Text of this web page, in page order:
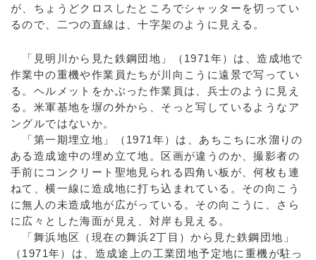
が、ちょうどクロスしたところでシャッターを切ってい
るので、二つの直線は、十字架のように見える。
「見明川から見た鉄鋼団地」（1971年）は、造成地で
作業中の重機や作業員たちが川向こうに遠景で写ってい
る。ヘルメットをかぶった作業員は、兵士のように見え
る。米軍基地を塀の外から、そっと写しているようなア
ングルではないか。
「第一期埋立地」（1971年）は、あちこちに水溜りの
ある造成途中の埋め立て地。区画が違うのか、撮影者の
手前にコンクリート聖地見られる四角い板が、何枚も連
ねて、横一線に造成地に打ち込まれている。その向こう
に無人の未造成地が広がっている。その向こうに、さら
に広々とした海面が見え、対岸も見える。
「舞浜地区（現在の舞浜2丁目）から見た鉄鋼団地」
（1971年）は、造成途上の工業団地予定地に重機が駐っ